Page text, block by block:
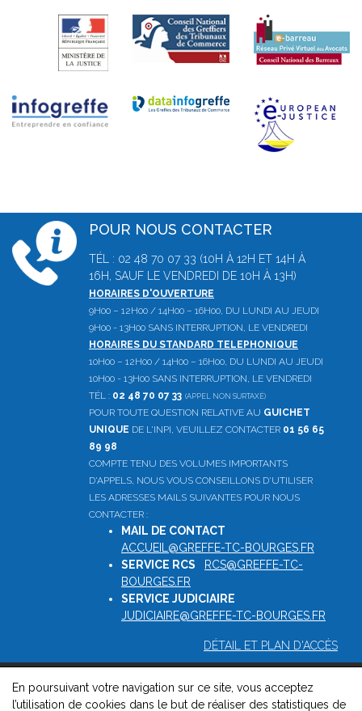
POUR NOUS CONTACTER
TÉL : 02 48 70 07 33 (10H À 12H ET 14H À
16H, SAUF LE VENDREDI DE 10H À 13H)
HORAIRES D'OUVERTURE
9H00 – 12H00 / 14H00 – 16H00, DU LUNDI AU JEUDI
9H00 - 13H00 SANS INTERRUPTION, LE VENDREDI
HORAIRES DU STANDARD TELEPHONIQUE
10H00 – 12H00 / 14H00 – 16H00, DU LUNDI AU JEUDI
10H00 - 13H00 SANS INTERRUPTION, LE VENDREDI
TÉL : 02 48 70 07 33 (APPEL NON SURTAXÉ)
POUR TOUTE QUESTION RELATIVE AU GUICHET
UNIQUE DE L'INPI, VEUILLEZ CONTACTER 01 56 65
89 98
COMPTE TENU DES VOLUMES IMPORTANTS
D'APPELS, NOUS VOUS CONSEILLONS D'UTILISER
LES ADRESSES MAILS SUIVANTES POUR NOUS
CONTACTER :
MAIL DE CONTACT
ACCUEIL@GREFFE-TC-BOURGES.FR
SERVICE RCS
RCS@GREFFE-TC-
BOURGES.FR
SERVICE JUDICIAIRE
JUDICIAIRE@GREFFE-TC-BOURGES.FR
DÉTAIL ET PLAN D'ACCÈS
© 2026, Greffe du tribunal de commerce de Bourges -
En poursuivant votre navigation sur ce site, vous acceptez
l’utilisation de cookies dans le but de réaliser des statistiques de